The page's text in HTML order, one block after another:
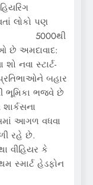
લોકો પણ
• 5000થી
છે અમદાવાદ:
શો નવા સ્ટાર્ટ-
બહાર
ભૂમિકા ભજવે છે
આગળ વધવા
રહે છે.
વીહિયર કે
સ્માર્ટ હેડફોન